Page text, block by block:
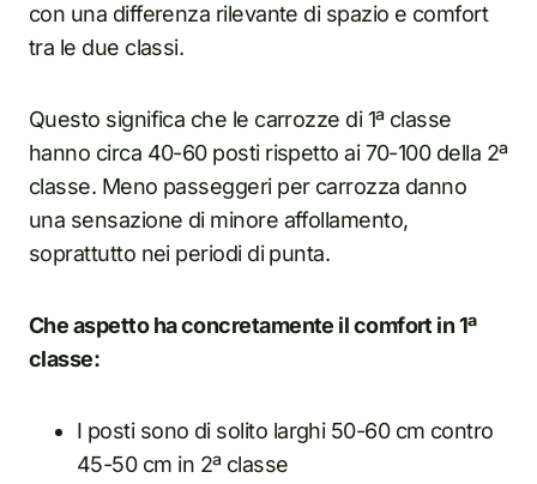
con una differenza rilevante di spazio e comfort
tra le due classi.
Questo significa che le carrozze di 1ª classe
hanno circa 40-60 posti rispetto ai 70-100 della 2ª
classe. Meno passeggeri per carrozza danno
una sensazione di minore affollamento,
soprattutto nei periodi di punta.
Che aspetto ha concretamente il comfort in 1ª
classe:
I posti sono di solito larghi 50-60 cm contro
45-50 cm in 2ª classe